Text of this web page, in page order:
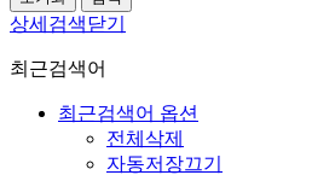
상세검색닫기
최근검색어
최근검색어 옵션
전체삭제
자동저장끄기